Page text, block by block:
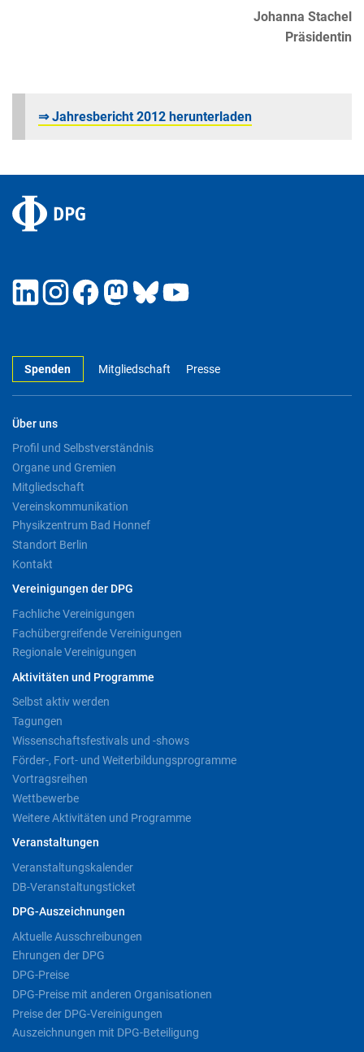
Johanna Stachel
Präsidentin
⇒ Jahresbericht 2012 herunterladen
Spenden Mitgliedschaft Presse
Über uns
Profil und Selbstverständnis
Organe und Gremien
Mitgliedschaft
Vereinskommunikation
Physikzentrum Bad Honnef
Standort Berlin
Kontakt
Vereinigungen der DPG
Fachliche Vereinigungen
Fachübergreifende Vereinigungen
Regionale Vereinigungen
Aktivitäten und Programme
Selbst aktiv werden
Tagungen
Wissenschaftsfestivals und -shows
Förder-, Fort- und Weiterbildungsprogramme
Vortragsreihen
Wettbewerbe
Weitere Aktivitäten und Programme
Veranstaltungen
Veranstaltungskalender
DB-Veranstaltungsticket
DPG-Auszeichnungen
Aktuelle Ausschreibungen
Ehrungen der DPG
DPG-Preise
DPG-Preise mit anderen Organisationen
Preise der DPG-Vereinigungen
Auszeichnungen mit DPG-Beteiligung